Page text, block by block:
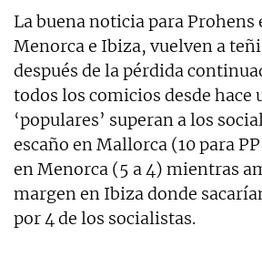
La buena noticia para Prohens
Menorca e Ibiza, vuelven a
después de la pérdida
todos los comicios desde hace
‘populares’ superan a los
escaño en Mallorca (10 para
en Menorca (5 a 4) mientras
margen en Ibiza donde
por 4 de los socialistas.